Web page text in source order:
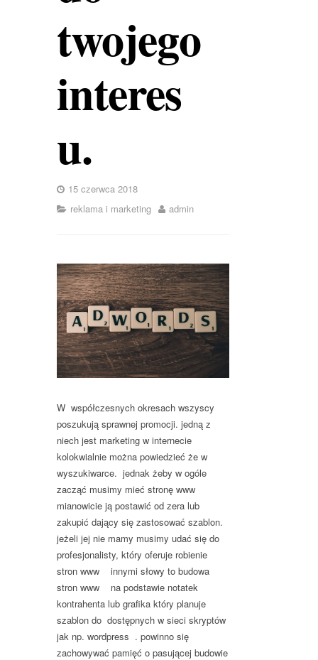
twojego
interes
u.
15 czerwca 2018
reklama i marketing
admin
W współczesnych okresach wszyscy
poszukują sprawnej promocji. jedną z
niech jest marketing w internecie
kolokwialnie można powiedzieć że w
wyszukiwarce. jednak żeby w ogóle
zacząć musimy mieć stronę www
mianowicie ją postawić od zera lub
zakupić dający się zastosować szablon.
jeżeli jej nie mamy musimy udać się do
profesjonalisty, który oferuje robienie
stron www innymi słowy to budowa
stron www na podstawie notatek
kontrahenta lub grafika który planuje
szablon do dostępnych w sieci skryptów
jak np. wordpress . powinno się
zachowywać pamięć o pasującej budowie